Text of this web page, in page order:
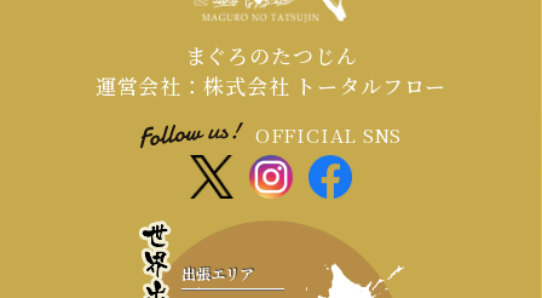
まぐろのたつじん
運営会社：株式会社 トータルフロー
OFFICIAL SNS
出張エリア